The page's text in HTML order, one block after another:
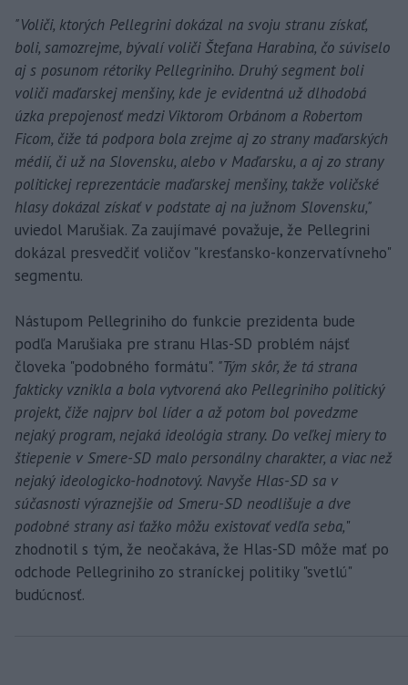
"Voliči, ktorých Pellegrini dokázal na svoju stranu získať,
boli, samozrejme, bývalí voliči Štefana Harabina, čo súviselo
aj s posunom rétoriky Pellegriniho. Druhý segment boli
voliči maďarskej menšiny, kde je evidentná už dlhodobá
úzka prepojenosť medzi Viktorom Orbánom a Robertom
Ficom, čiže tá podpora bola zrejme aj zo strany maďarských
médií, či už na Slovensku, alebo v Maďarsku, a aj zo strany
politickej reprezentácie maďarskej menšiny, takže voličské
hlasy dokázal získať v podstate aj na južnom Slovensku,"
uviedol Marušiak. Za zaujímavé považuje, že Pellegrini
dokázal presvedčiť voličov "kresťansko-konzervatívneho"
segmentu.
Nástupom Pellegriniho do funkcie prezidenta bude
podľa Marušiaka pre stranu Hlas-SD problém nájsť
človeka "podobného formátu". "Tým skôr, že tá strana
fakticky vznikla a bola vytvorená ako Pellegriniho politický
projekt, čiže najprv bol líder a až potom bol povedzme
nejaký program, nejaká ideológia strany. Do veľkej miery to
štiepenie v Smere-SD malo personálny charakter, a viac než
nejaký ideologicko-hodnotový. Navyše Hlas-SD sa v
súčasnosti výraznejšie od Smeru-SD neodlišuje a dve
podobné strany asi ťažko môžu existovať vedľa seba,"
zhodnotil s tým, že neočakáva, že Hlas-SD môže mať po
odchode Pellegriniho zo straníckej politiky "svetlú"
budúcnosť.